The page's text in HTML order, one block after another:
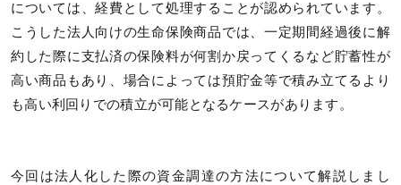
については、経費として処理することが認められています。
こうした法人向けの生命保険商品では、一定期間経過後に解
約した際に支払済の保険料が何割か戻ってくるなど貯蓄性が
高い商品もあり、場合によっては預貯金等で積み立てるより
も高い利回りでの積立が可能となるケースがあります。
今回は法人化した際の資金調達の方法について解説しまし